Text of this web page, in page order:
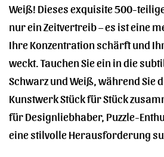
Weiß! Dieses exquisite 500-
nur ein Zeitvertreib – es ist eine
Ihre Konzentration schärft und
weckt. Tauchen Sie ein in die
Schwarz und Weiß, während Sie
Kunstwerk Stück für Stück
für Designliebhaber, Puzzle-
eine stilvolle Herausforderung